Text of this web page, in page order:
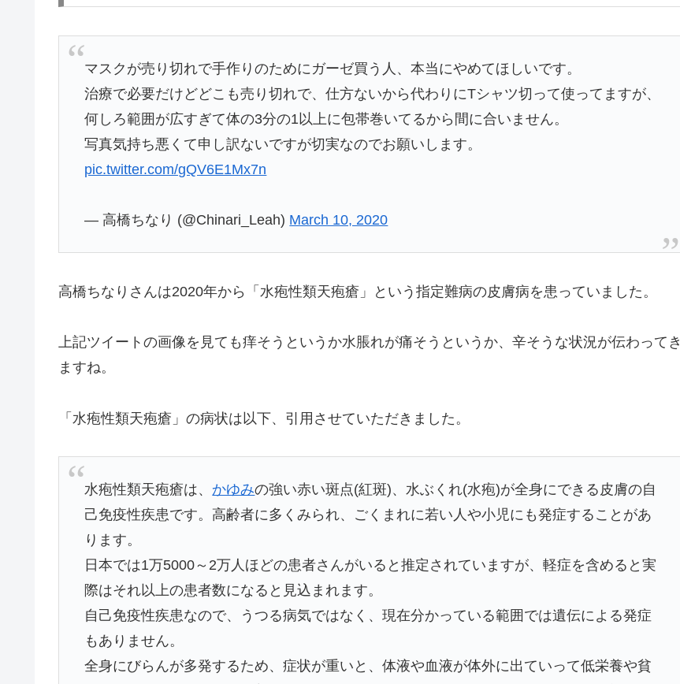
マスクが売り切れで手作りのためにガーゼ買う人、本当にやめてほしいです。
治療で必要だけどどこも売り切れで、仕方ないから代わりにTシャツ切って使ってますが、
何しろ範囲が広すぎて体の3分の1以上に包帯巻いてるから間に合いません。
写真気持ち悪くて申し訳ないですが切実なのでお願いします。
pic.twitter.com/gQV6E1Mx7n
— 高橋ちなり (@Chinari_Leah) March 10, 2020
高橋ちなりさんは2020年から「水疱性類天疱瘡」という指定難病の皮膚病を患っていました。
上記ツイートの画像を見ても痒そうというか水脹れが痛そうというか、辛そうな状況が伝わってき
ますね。
「水疱性類天疱瘡」の病状は以下、引用させていただきました。
水疱性類天疱瘡は、かゆみの強い赤い斑点(紅斑)、水ぶくれ(水疱)が全身にできる皮膚の自
己免疫性疾患です。高齢者に多くみられ、ごくまれに若い人や小児にも発症することがあ
ります。
日本では1万5000～2万人ほどの患者さんがいると推定されていますが、軽症を含めると実
際はそれ以上の患者数になると見込まれます。
自己免疫性疾患なので、うつる病気ではなく、現在分かっている範囲では遺伝による発症
もありません。
全身にびらんが多発するため、症状が重いと、体液や血液が体外に出ていって低栄養や貧